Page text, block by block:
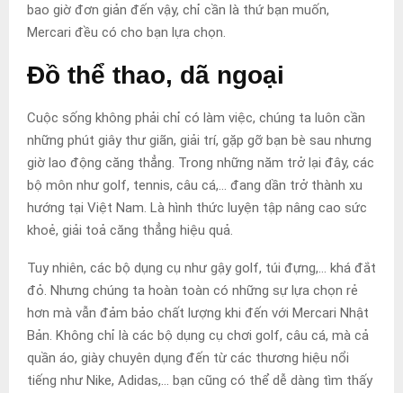
bao giờ đơn giản đến vậy, chỉ cần là thứ bạn muốn,
Mercari đều có cho bạn lựa chọn.
Đồ thể thao, dã ngoại
Cuộc sống không phải chỉ có làm việc, chúng ta luôn cần
những phút giây thư giãn, giải trí, gặp gỡ bạn bè sau nhưng
giờ lao động căng thẳng. Trong những năm trở lại đây, các
bộ môn như golf, tennis, câu cá,… đang dần trở thành xu
hướng tại Việt Nam. Là hình thức luyện tập nâng cao sức
khoẻ, giải toả căng thẳng hiệu quả.
Tuy nhiên, các bộ dụng cụ như gậy golf, túi đựng,… khá đắt
đỏ. Nhưng chúng ta hoàn toàn có những sự lựa chọn rẻ
hơn mà vẫn đảm bảo chất lượng khi đến với Mercari Nhật
Bản. Không chỉ là các bộ dụng cụ chơi golf, câu cá, mà cả
quần áo, giày chuyên dụng đến từ các thương hiệu nổi
tiếng như Nike, Adidas,… bạn cũng có thể dễ dàng tìm thấy